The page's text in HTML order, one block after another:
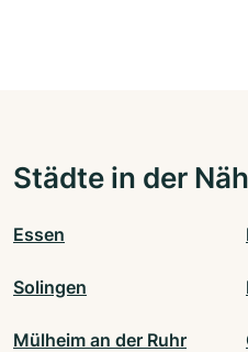
Städte in der
Essen
Solingen
Mülheim an der Ruhr